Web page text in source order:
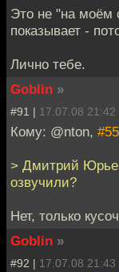
Это не "на моём
показывает -
Лично тебе.
Goblin »
#91 | 17.07.08 21:42
Кому: @nton, #55
> Дмитрий
озвучили?
Нет, только
Goblin »
#92 | 17.07.08 21:43